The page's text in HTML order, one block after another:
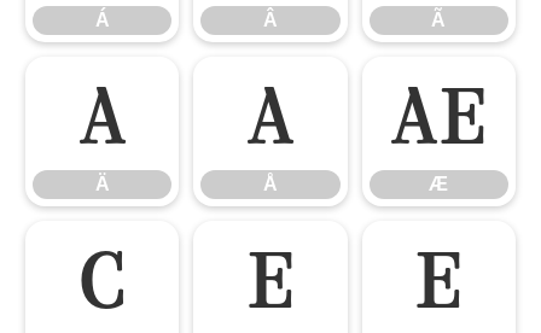
Á Â Ã
Ä
Ä
Å
Å
Æ
Æ
Ç È É